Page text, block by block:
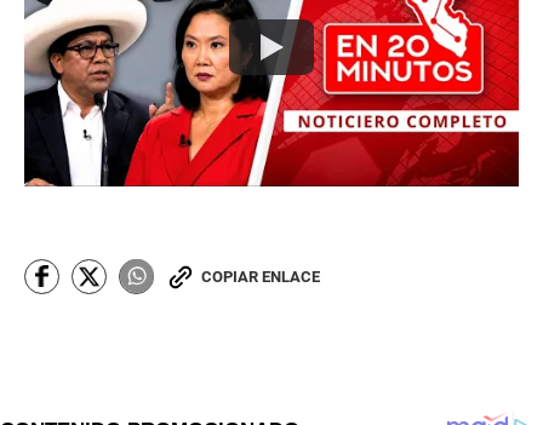
COPIAR ENLACE